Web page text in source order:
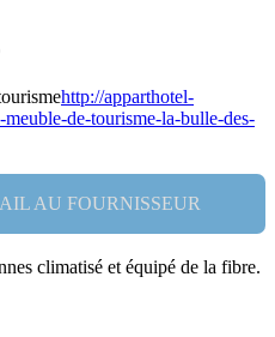
http://apparthotel-
de-tourisme-la-bulle-des-
AU FOURNISSEUR
climatisé et équipé de la fibre.